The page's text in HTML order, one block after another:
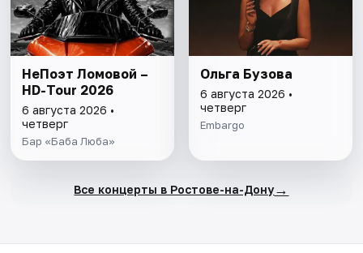
НеПоэт Ломовой –
HD-Tour 2026
6 августа 2026 •
четверг
Бар «Баба Люба»
Ольга Бузова
6 августа 2026 •
четверг
Embargo
Все концерты в Ростове-на-Дону→